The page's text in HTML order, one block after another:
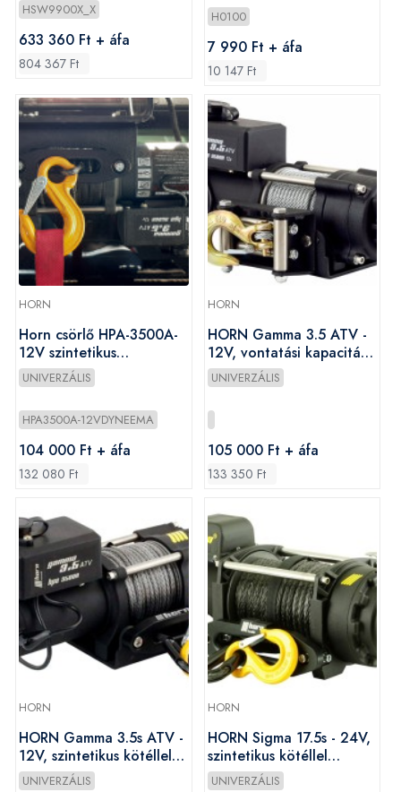
HSW9900X_X
633 360 Ft + áfa
804 367 Ft
H0100
7 990 Ft + áfa
10 147 Ft
HORN
Horn csörlő HPA-3500A-
12V szintetikus
(dyneema) kötéllel
UNIVERZÁLIS
HPA3500A-12VDYNEEMA
104 000 Ft + áfa
132 080 Ft
HORN
HORN Gamma 3.5 ATV -
12V, vontatási kapacitás
1600 kg
UNIVERZÁLIS
105 000 Ft + áfa
133 350 Ft
HORN
HORN Gamma 3.5s ATV -
12V, szintetikus kötéllel
szerelve, vontatási
UNIVERZÁLIS
HORN
HORN Sigma 17.5s - 24V,
szintetikus kötéllel
szerelve, vontatási
UNIVERZÁLIS